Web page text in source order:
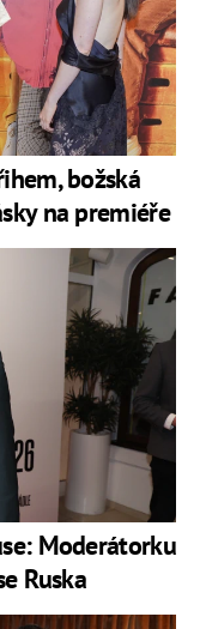
božská
na premiéře
Moderátorku
Ruska